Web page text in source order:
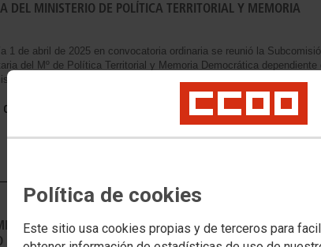
Política de cookies
Este sitio usa cookies propias y de terceros para
DEL MINISTERIO DE POLÍTICA TERRITORIAL Y MEMORIA
1 de abril de 2025 en convocatoria ordinaria se reunió la
del Mº de Política Territorial y Memoria Democrática dependiente
Paritaria (IV CUAGE)
PARITARIA DE POLITICA TERRITORIAL Y MEMORIA
2024